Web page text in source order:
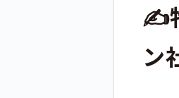
✍️
ン